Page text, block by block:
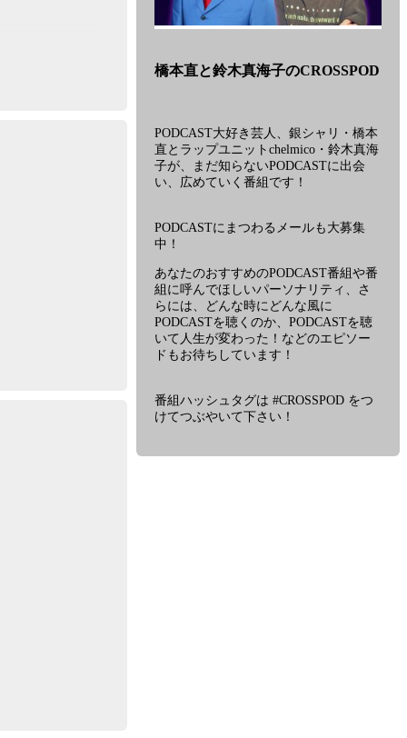
橋本直と鈴木真海子のCROSSPOD
「橋
と
鈴
木
真
子
の
CROSSPOD」
に
関
す
る、
放
送
容
や
送
PODCAST大好き芸人、銀シャリ・橋本
直とラップユニットchelmico・鈴木真海
子が、まだ知らないPODCASTに出会
い、広めていく番組です！
PODCASTにまつわるメールも大募集
中！
あなたのおすすめのPODCAST番組や番
組に呼んでほしいパーソナリティ、さ
らには、どんな時にどんな風に
PODCASTを聴くのか、PODCASTを聴
いて人生が変わった！などのエピソー
ドもお待ちしています！
番組ハッシュタグは #CROSSPOD をつ
けてつぶやいて下さい！